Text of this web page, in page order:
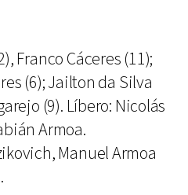
Franco Cáceres (11);
(6); Jailton da Silva
(9). Líbero: Nicolás
Armoa.
Manuel Armoa